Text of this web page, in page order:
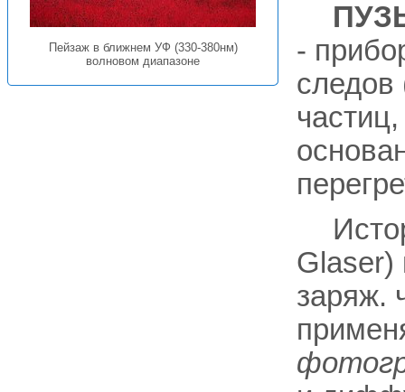
Пейзаж в ближнем УФ (330-380нм)
волновом диапазоне
-
следов
Glaser)
заряж.